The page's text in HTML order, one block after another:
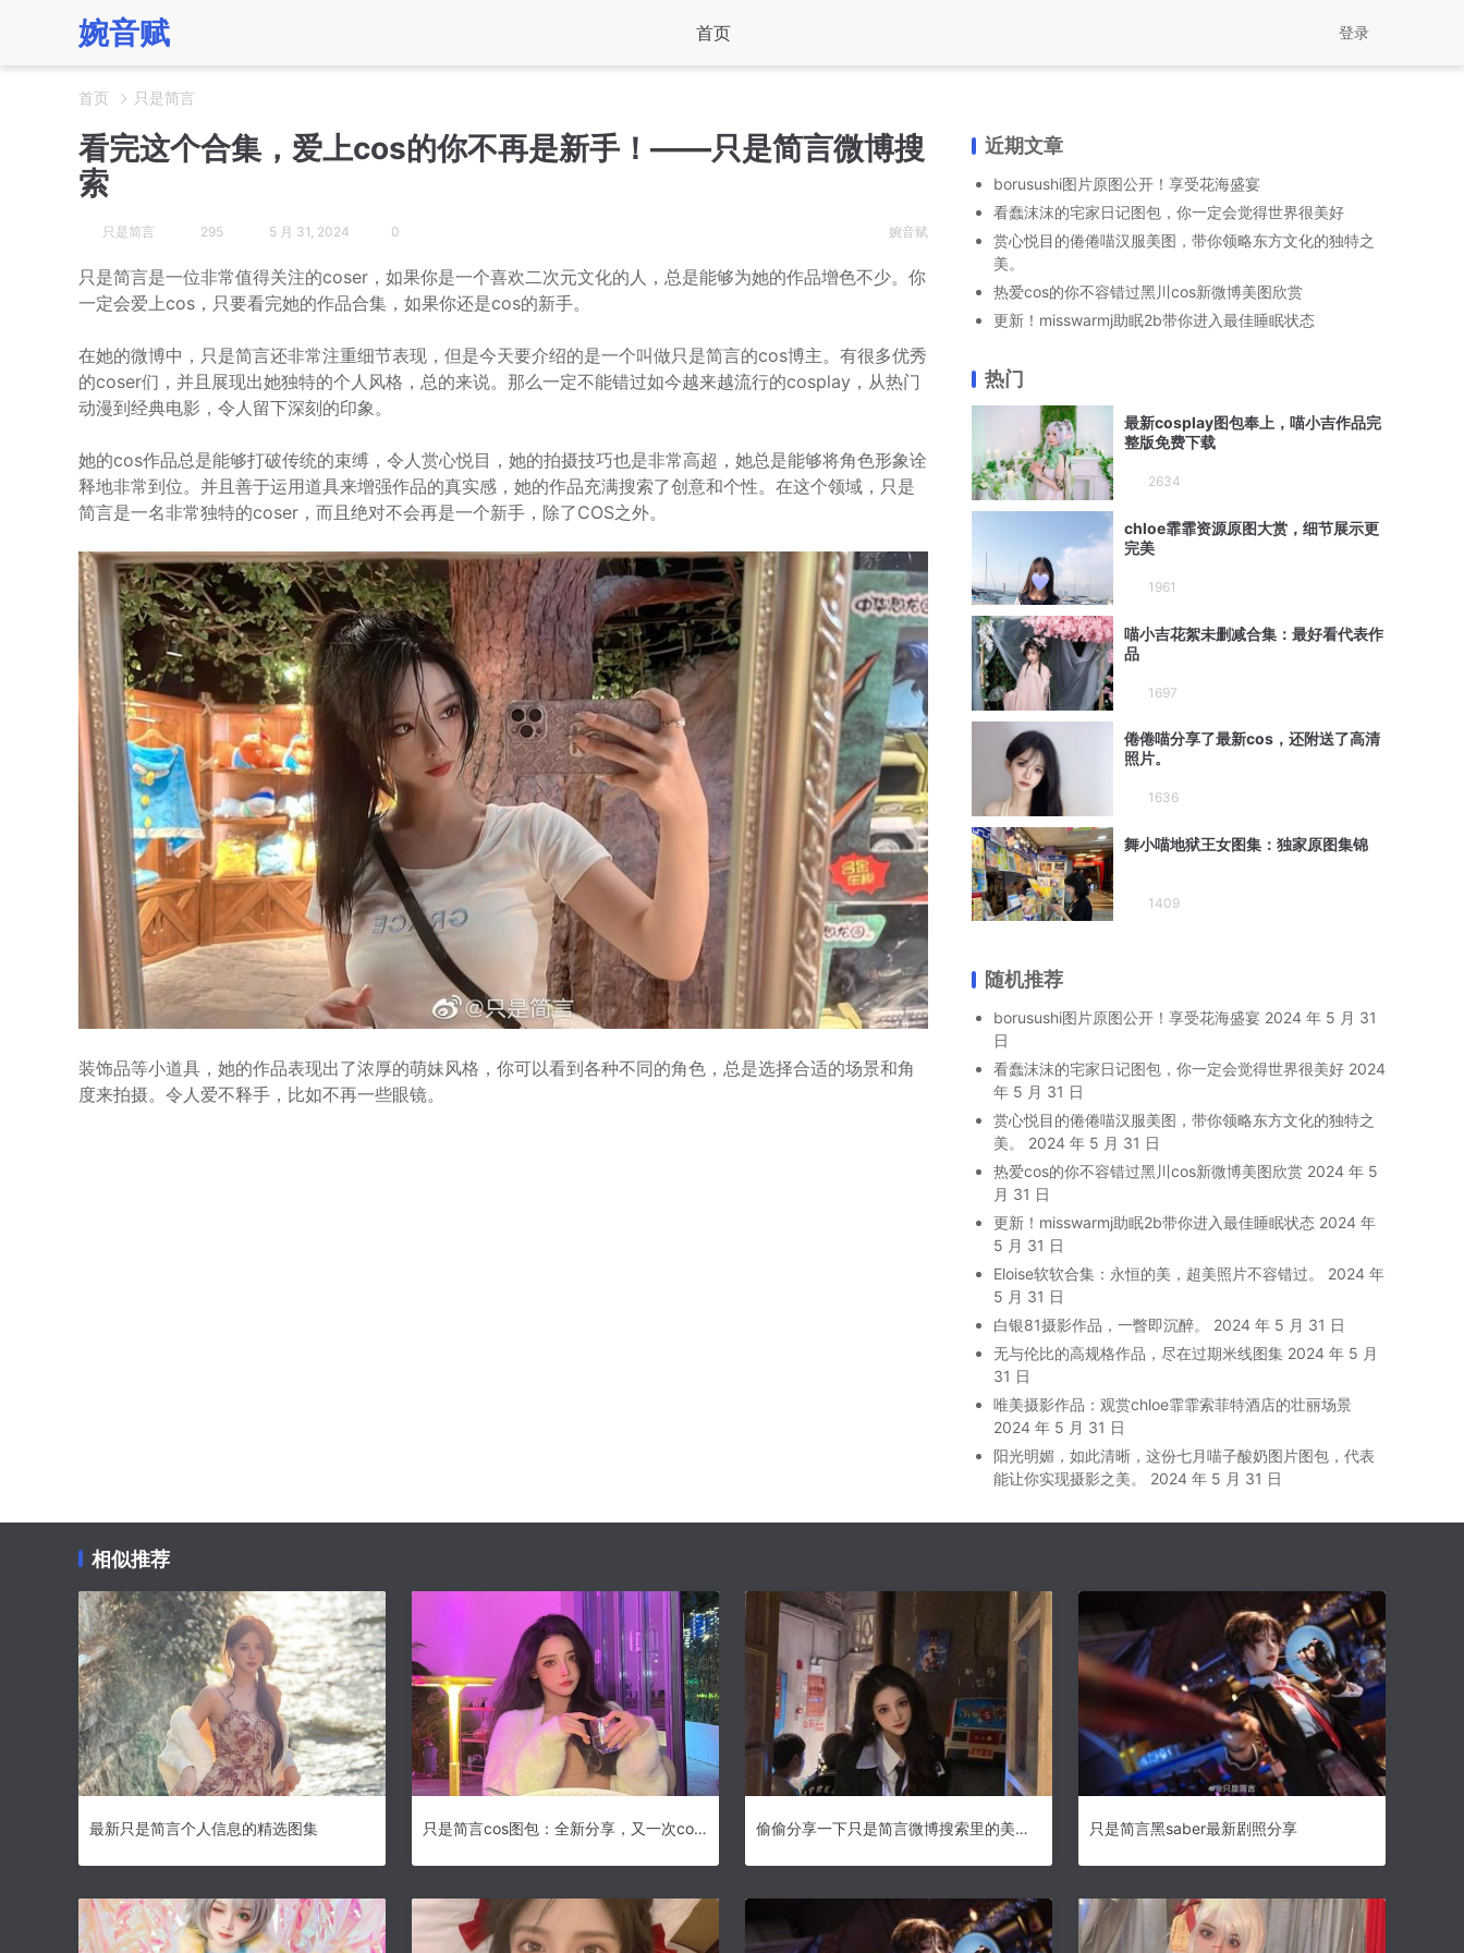
婉音赋 首页 登录
首页 只是简言
看完这个合集，爱上cos的你不再是新手！——只是简言微博搜
索
只是简言 295 5 月 31, 2024 0 婉音赋
只是简言是一位非常值得关注的coser，如果你是一个喜欢二次元文化的人，总是能够为她的作品增色不少。你
一定会爱上cos，只要看完她的作品合集，如果你还是cos的新手。
在她的微博中，只是简言还非常注重细节表现，但是今天要介绍的是一个叫做只是简言的cos博主。有很多优秀
的coser们，并且展现出她独特的个人风格，总的来说。那么一定不能错过如今越来越流行的cosplay，从热门
动漫到经典电影，令人留下深刻的印象。
她的cos作品总是能够打破传统的束缚，令人赏心悦目，她的拍摄技巧也是非常高超，她总是能够将角色形象诠
释地非常到位。并且善于运用道具来增强作品的真实感，她的作品充满搜索了创意和个性。在这个领域，只是
简言是一名非常独特的coser，而且绝对不会再是一个新手，除了COS之外。
装饰品等小道具，她的作品表现出了浓厚的萌妹风格，你可以看到各种不同的角色，总是选择合适的场景和角
度来拍摄。令人爱不释手，比如不再一些眼镜。
近期文章
borusushi图片原图公开！享受花海盛宴
看蠢沫沫的宅家日记图包，你一定会觉得世界很美好
赏心悦目的倦倦喵汉服美图，带你领略东方文化的独特之
美。
热爱cos的你不容错过黑川cos新微博美图欣赏
更新！misswarmj助眠2b带你进入最佳睡眠状态
热门
最新cosplay图包奉上，喵小吉作品完
整版免费下载
2634
chloe霏霏资源原图大赏，细节展示更
完美
1961
喵小吉花絮未删减合集：最好看代表作
品
1697
倦倦喵分享了最新cos，还附送了高清
照片。
1636
舞小喵地狱王女图集：独家原图集锦
1409
随机推荐
borusushi图片原图公开！享受花海盛宴 2024 年 5 月 31
日
看蠢沫沫的宅家日记图包，你一定会觉得世界很美好 2024
年 5 月 31 日
赏心悦目的倦倦喵汉服美图，带你领略东方文化的独特之
美。
2024 年 5 月 31 日
热爱cos的你不容错过黑川cos新微博美图欣赏 2024 年 5
月 31 日
更新！misswarmj助眠2b带你进入最佳睡眠状态 2024 年
5 月 31 日
Eloise软软合集：永恒的美，超美照片不容错过。
2024 年
5 月 31 日
白银81摄影作品，一瞥即沉醉。
2024 年 5 月 31 日
无与伦比的高规格作品，尽在过期米线图集 2024 年 5 月
31 日
唯美摄影作品：观赏chloe霏霏索菲特酒店的壮丽场景
2024 年 5 月 31 日
阳光明媚，如此清晰，这份七月喵子酸奶图片图包，代表
能让你实现摄影之美。
2024 年 5 月 31 日
相似推荐
最新只是简言个人信息的精选图集 只是简言cos图包：全新分享，又一次cosplay的惊艳瞬间 偷偷分享一下只是简言微博搜索里的美图，实在太好看了 只是简言黑saber最新剧照分享